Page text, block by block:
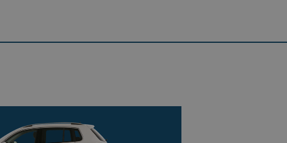
nach rechts hinter EUROMASTER